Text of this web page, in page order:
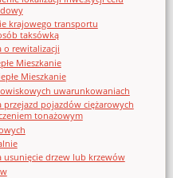
krajowego transportu
taksówką
o rewitalizacji
Mieszkanie
Mieszkanie
uwarunkowaniach
pojazdów ciężarowych
tonażowym
usunięcie drzew lub krzewów